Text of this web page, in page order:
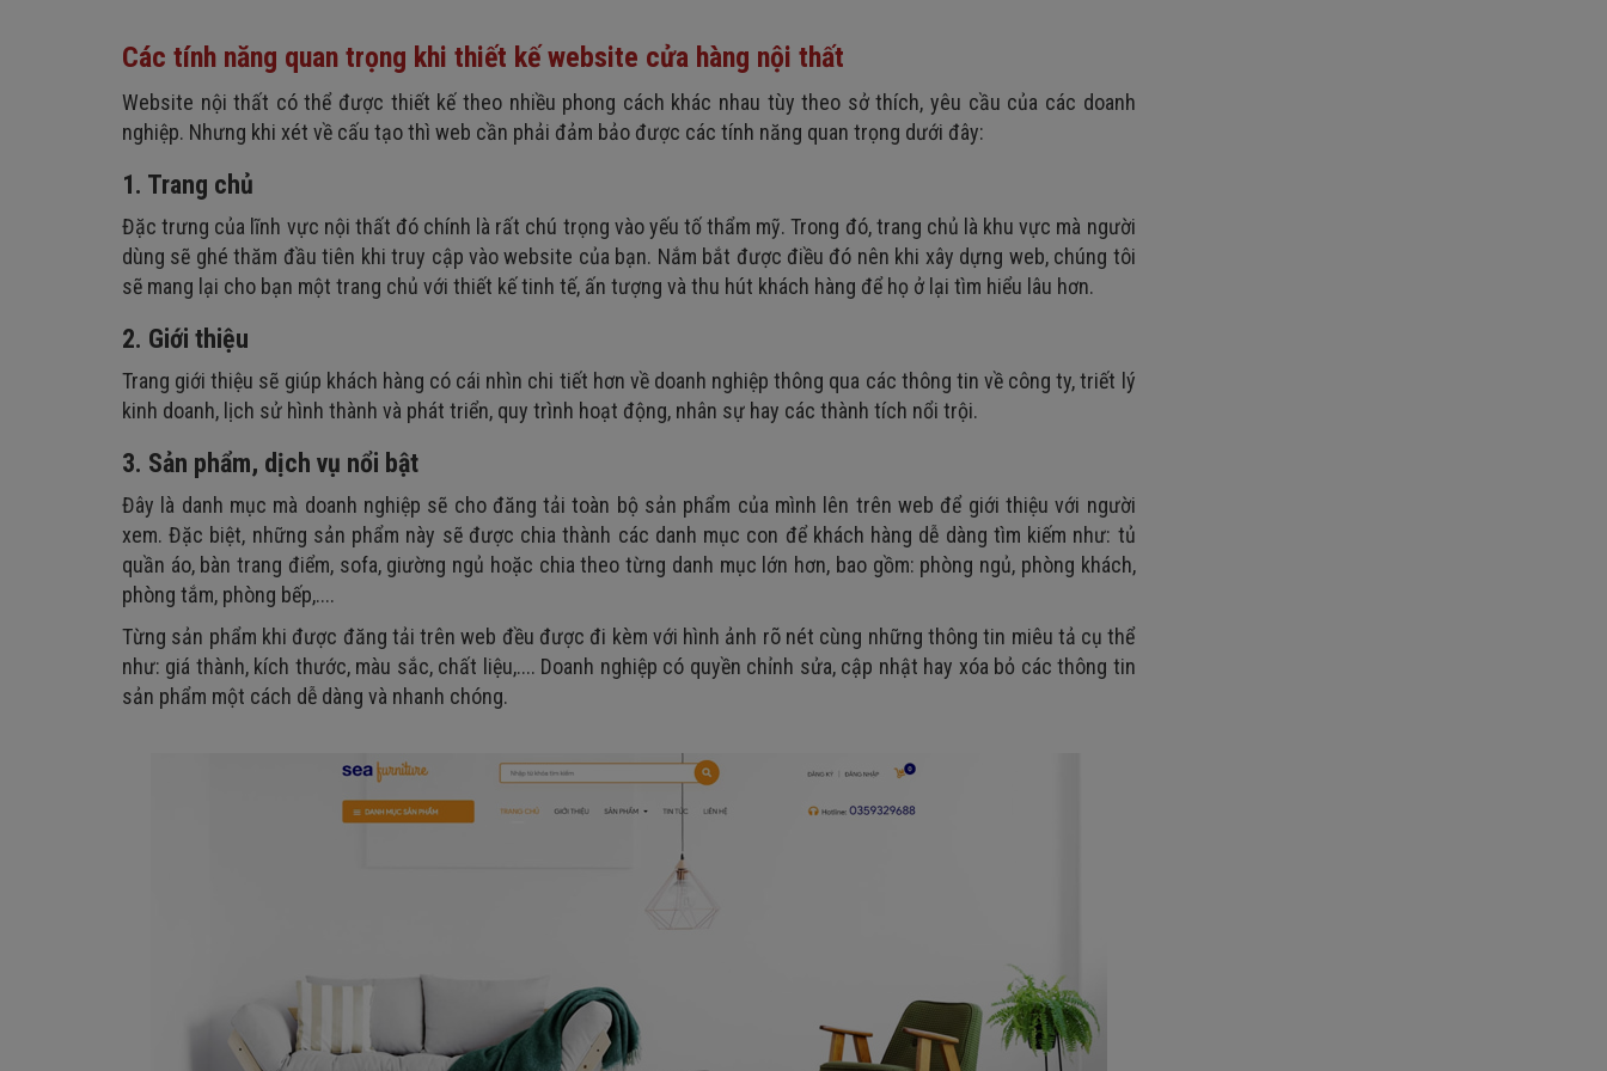
Các tính năng quan trọng khi thiết kế website cửa hàng nội thất
Website nội thất có thể được thiết kế theo nhiều phong cách khác nhau tùy theo sở thích, yêu cầu của các doanh
nghiệp. Nhưng khi xét về cấu tạo thì web cần phải đảm bảo được các tính năng quan trọng dưới đây:
1. Trang chủ
Đặc trưng của lĩnh vực nội thất đó chính là rất chú trọng vào yếu tố thẩm mỹ. Trong đó, trang chủ là khu vực mà người
dùng sẽ ghé thăm đầu tiên khi truy cập vào website của bạn. Nắm bắt được điều đó nên khi xây dựng web, chúng tôi
sẽ mang lại cho bạn một trang chủ với thiết kế tinh tế, ấn tượng và thu hút khách hàng để họ ở lại tìm hiểu lâu hơn.
2. Giới thiệu
Trang giới thiệu sẽ giúp khách hàng có cái nhìn chi tiết hơn về doanh nghiệp thông qua các thông tin về công ty, triết lý
kinh doanh, lịch sử hình thành và phát triển, quy trình hoạt động, nhân sự hay các thành tích nổi trội.
3. Sản phẩm, dịch vụ nổi bật
Đây là danh mục mà doanh nghiệp sẽ cho đăng tải toàn bộ sản phẩm của mình lên trên web để giới thiệu với người
xem. Đặc biệt, những sản phẩm này sẽ được chia thành các danh mục con để khách hàng dễ dàng tìm kiếm như: tủ
quần áo, bàn trang điểm, sofa, giường ngủ hoặc chia theo từng danh mục lớn hơn, bao gồm: phòng ngủ, phòng khách,
phòng tắm, phòng bếp,....
Từng sản phẩm khi được đăng tải trên web đều được đi kèm với hình ảnh rõ nét cùng những thông tin miêu tả cụ thể
như: giá thành, kích thước, màu sắc, chất liệu,.... Doanh nghiệp có quyền chỉnh sửa, cập nhật hay xóa bỏ các thông tin
sản phẩm một cách dễ dàng và nhanh chóng.